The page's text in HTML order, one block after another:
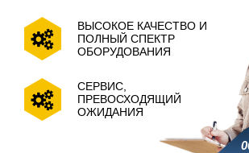
ВЫСОКОЕ КАЧЕСТВО И
ПОЛНЫЙ СПЕКТР
ОБОРУДОВАНИЯ
СЕРВИС,
ПРЕВОСХОДЯЩИЙ
ОЖИДАНИЯ